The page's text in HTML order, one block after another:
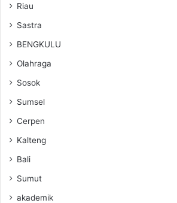
Riau
Sastra
BENGKULU
Olahraga
Sosok
Sumsel
Cerpen
Kalteng
Bali
Sumut
akademik